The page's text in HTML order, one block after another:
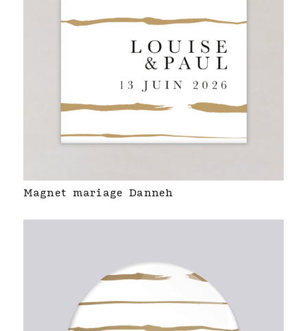
Magnet mariage Danneh